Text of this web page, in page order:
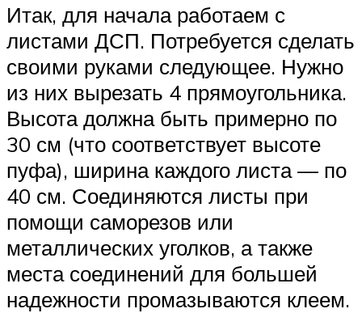
Итак, для начала работаем с
листами ДСП. Потребуется сделать
своими руками следующее. Нужно
из них вырезать 4 прямоугольника.
Высота должна быть примерно по
30 см (что соответствует высоте
пуфа), ширина каждого листа — по
40 см. Соединяются листы при
помощи саморезов или
металлических уголков, а также
места соединений для большей
надежности промазываются клеем.